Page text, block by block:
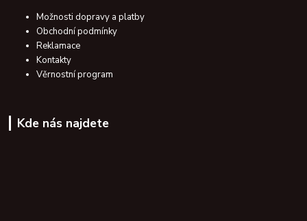
Možnosti dopravy a platby
Obchodní podmínky
Reklamace
Kontakty
Věrnostní program
Kde nás najdete